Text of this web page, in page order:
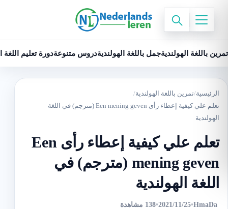
تمرين باللغة الهولنديةجمل باللغة الهولنديةدروس متنوعةدورة تعليم اللغة
الرئيسية/تمرين باللغة الهولندية/
تعلم علي كيفية إعطاء رأى Een mening geven (مترجم) في اللغة
الهولندية
تعلم علي كيفية إعطاء رأى Een
mening geven (مترجم) في
اللغة الهولندية
HmaDa
•
2021/11/25
•138 مشاهدة